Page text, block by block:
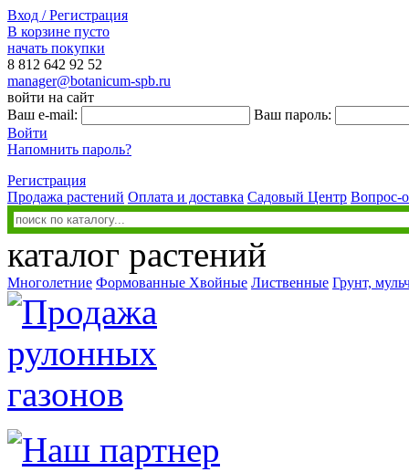
Вход / Регистрация
В корзине пусто
начать покупки
8 812 642 92 52
manager@botanicum-spb.ru
войти на сайт
Ваш e-mail:
Ваш пароль:
Войти
Напомнить пароль?
Регистрация
Продажа растений Оплата и доставка Садовый Центр Вопрос-
каталог растений
Многолетние Формованные Хвойные Лиственные Грунт,